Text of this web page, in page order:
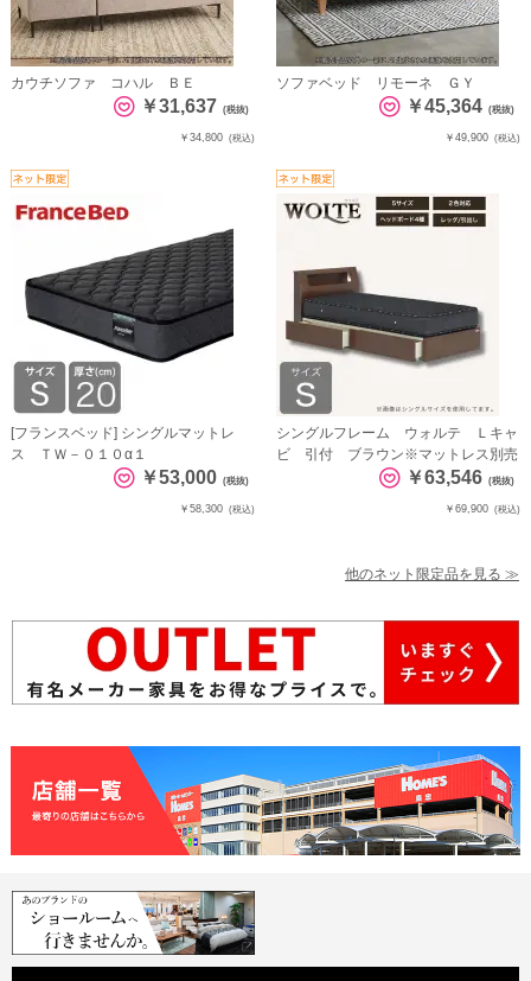
カウチソファ コハル ＢＥ
￥31,637 (税抜)
￥34,800 (税込)
ソファベッド リモーネ ＧＹ
￥45,364 (税抜)
￥49,900 (税込)
[フランスベッド] シングルマットレ
ス ＴＷ－０１０α１
￥53,000 (税抜)
￥58,300 (税込)
シングルフレーム ウォルテ Ｌキャ
ビ 引付 ブラウン※マットレス別売
￥63,546 (税抜)
￥69,900 (税込)
他のネット限定品を見る ≫